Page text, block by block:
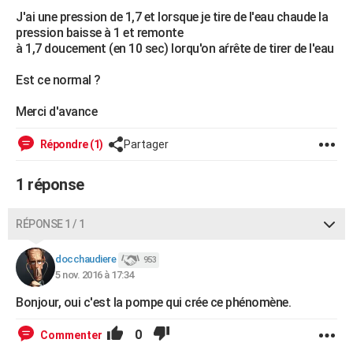
Guides de France
Escapades
Patrimoine
Expositions
Musées
Week-end nature
LIFESTYLE
Art de vivre
Bien-être
Loisirs
Modes de vie
BONS PLANS
CARTE DE VOEUX
Carte de Noël
Carte Bonne année
Carte Saint-Valentin
Carte Pâques
Carte d'anniversaire
DICTIONNAIRE
Dictionnaire
Biographies
Citations
Expressions
Proverbes
PROGRAMME TV
J'ai une pression de 1,7 et lorsque je tire de l'eau chaude la
pression baisse à 1 et remonte
à 1,7 doucement (en 10 sec) lorqu'on aŕrête de tirer de l'eau
Est ce normal ?
Merci d'avance
Répondre (1) Partager
1 réponse
RÉPONSE 1 / 1
docchaudiere 953
5 nov. 2016 à 17:34
Bonjour, oui c'est la pompe qui crée ce phénomène.
Commenter 0